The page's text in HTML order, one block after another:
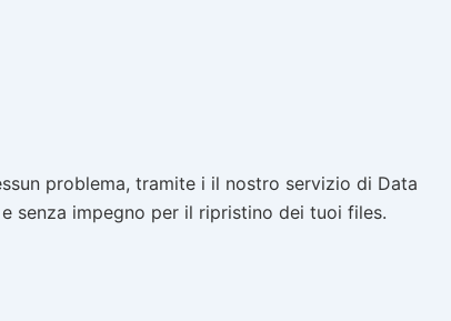
problema, tramite i il nostro servizio di Data
senza impegno per il ripristino dei tuoi files.